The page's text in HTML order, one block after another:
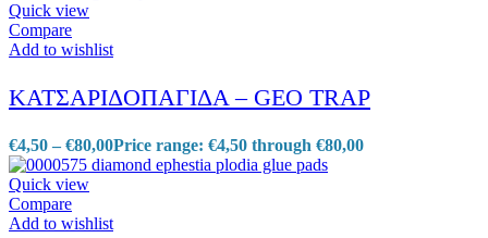
Quick view
Compare
Add to wishlist
ΚΑΤΣΑΡΙΔΟΠΑΓΙΔΑ – GEO TRAP
€4,50 – €80,00Price range: €4,50 through €80,00
Quick view
Compare
Add to wishlist